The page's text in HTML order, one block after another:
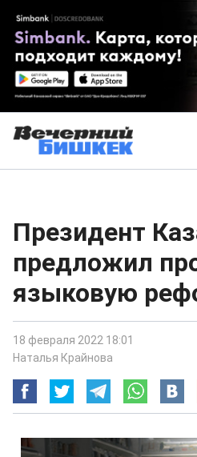
Президент
предложил
языковую
18 февраля 2022 18:01
Наталья Крайнова